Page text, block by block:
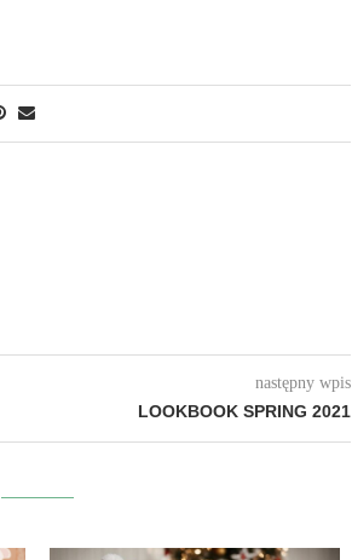
następny wpis
LOOKBOOK SPRING 2021